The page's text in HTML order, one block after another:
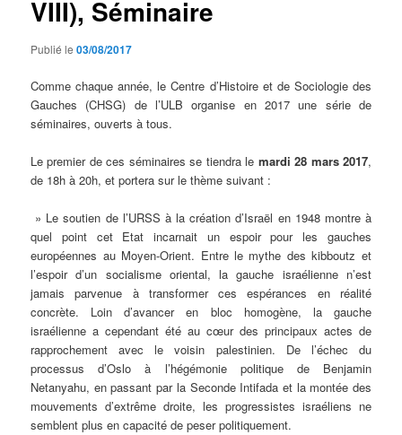
VIII), Séminaire
Publié le03/08/2017
Comme chaque année, le Centre d’Histoire et de Sociologie des
Gauches (CHSG) de l’ULB organise en 2017 une série de
séminaires, ouverts à tous.
Le premier de ces séminaires se tiendra le mardi 28 mars 2017,
de 18h à 20h, et portera sur le thème suivant :
» Le soutien de l’URSS à la création d’Israël en 1948 montre à
quel point cet Etat incarnait un espoir pour les gauches
européennes au Moyen-Orient. Entre le mythe des kibboutz et
l’espoir d’un socialisme oriental, la gauche israélienne n’est
jamais parvenue à transformer ces espérances en réalité
concrète. Loin d’avancer en bloc homogène, la gauche
israélienne a cependant été au cœur des principaux actes de
rapprochement avec le voisin palestinien. De l’échec du
processus d’Oslo à l’hégémonie politique de Benjamin
Netanyahu, en passant par la Seconde Intifada et la montée des
mouvements d’extrême droite, les progressistes israéliens ne
semblent plus en capacité de peser politiquement.